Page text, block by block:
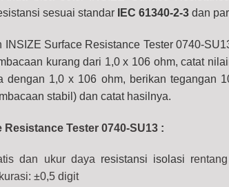
2-3) Range; 1x10³Ω/sq ~ 1x10¹³ Ω/sq quantity
sesuai standar
IEC 61340-2-3dan
INSIZE Surface Resistance Tester 0740-
kurang dari 1,0 x 106 ohm, catat
dengan 1,0 x 106 ohm, berikan tegangan
stabil) dan catat hasilnya.
Resistance Tester 0740-SU13 :
dan ukur daya resistansi isolasi r
±0,5 digit